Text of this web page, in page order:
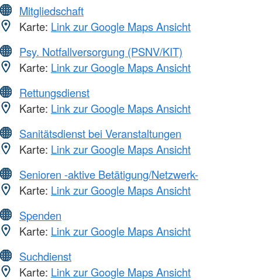
Mitgliedschaft
Karte: Link zur Google Maps Ansicht
Psy. Notfallversorgung (PSNV/KIT)
Karte: Link zur Google Maps Ansicht
Rettungsdienst
Karte: Link zur Google Maps Ansicht
Sanitätsdienst bei Veranstaltungen
Karte: Link zur Google Maps Ansicht
Senioren -aktive Betätigung/Netzwerk-
Karte: Link zur Google Maps Ansicht
Spenden
Karte: Link zur Google Maps Ansicht
Suchdienst
Karte: Link zur Google Maps Ansicht